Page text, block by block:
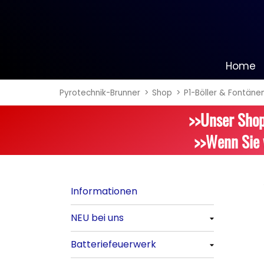
Home
Alle anzeigen
Alle anzeigen
Pyrotechnik-Brunner Shop P1-Böller &
>>Unser
>>Wenn
Informationen
NEU bei uns
Alle anzeigen
Batteriefeuerwerk